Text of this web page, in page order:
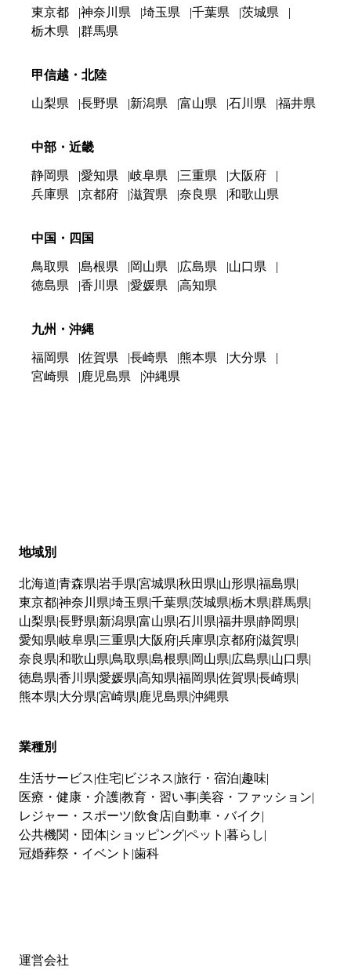
東京都 神奈川県 埼玉県 千葉県
茨城県
栃木県
群馬県
甲信越・北陸
山梨県 長野県 新潟県 富山県 石川県 福井県
中部・近畿
静岡県 愛知県 岐阜県 三重県
大阪府
兵庫県
京都府 滋賀県 奈良県 和歌山県
中国・四国
鳥取県 島根県 岡山県 広島県
山口県
徳島県
香川県 愛媛県 高知県
九州・沖縄
福岡県 佐賀県 長崎県 熊本県
大分県
宮崎県
鹿児島県 沖縄県
地域別
北海道 青森県 岩手県 宮城県 秋田県 山形県 福島県
東京都神奈川県 埼玉県 千葉県 茨城県 栃木県 群馬県
山梨県 長野県 新潟県 富山県 石川県 福井県 静岡県
愛知県 岐阜県 三重県 大阪府兵庫県 京都府滋賀県
奈良県 和歌山県 鳥取県 島根県 岡山県 広島県 山口県
徳島県 香川県 愛媛県 高知県 福岡県 佐賀県 長崎県
熊本県 大分県 宮崎県 鹿児島県 沖縄県
業種別
生活サービス 住宅 ビジネス 旅行・宿泊 趣味
医療・健康・介護教育・習い事 美容・ファッション
レジャー・スポーツ 飲食店 自動車・バイク
公共機関・団体 ショッピングペット 暮らし
冠婚葬祭・イベント 歯科
運営会社